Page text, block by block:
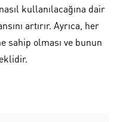
kullanılacağına dair
artırır. Ayrıca, her
sahip olması ve bunun